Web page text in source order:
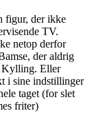
figur, der ikke
TV.
netop derfor
der aldrig
Kylling. Eller
i sine indstillinger
taget (for slet
friter)